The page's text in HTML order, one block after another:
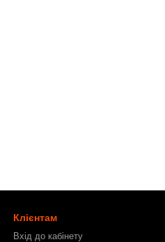
Клієнтам
Вхід до кабінету